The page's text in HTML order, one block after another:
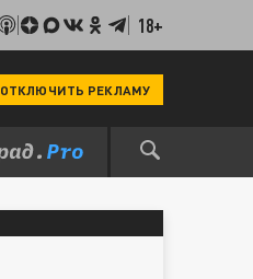
18+
ОТКЛЮЧИТЬ РЕКЛАМУ